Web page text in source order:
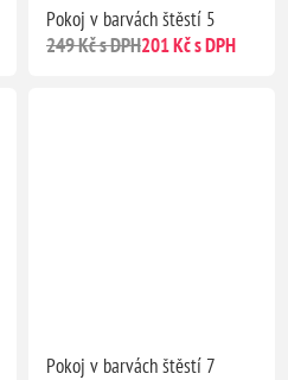
Pokoj v barvách štěstí 5
249 Kč s DPH201 Kč s DPH
Pokoj v barvách štěstí 7